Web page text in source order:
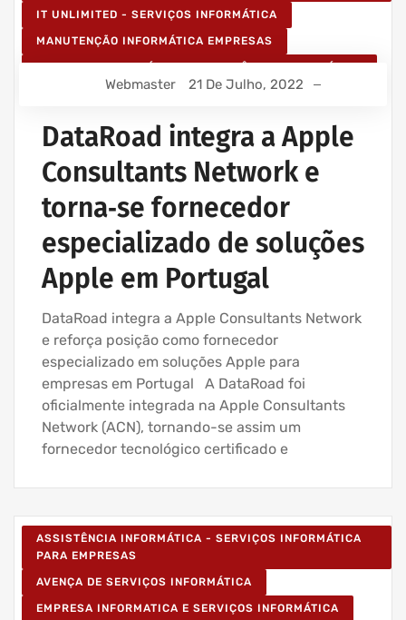
IT UNLIMITED - SERVIÇOS INFORMÁTICA
MANUTENÇÃO INFORMÁTICA EMPRESAS
Webmaster 21 De Julho, 2022
DataRoad integra a Apple
Consultants Network e
torna‑se fornecedor
especializado de soluções
Apple em Portugal
DataRoad integra a Apple Consultants Network
e reforça posição como fornecedor
especializado em soluções Apple para
empresas em Portugal A DataRoad foi
oficialmente integrada na Apple Consultants
Network (ACN), tornando-se assim um
fornecedor tecnológico certificado e
ASSISTÊNCIA INFORMÁTICA - SERVIÇOS INFORMÁTICA
PARA EMPRESAS
AVENÇA DE SERVIÇOS INFORMÁTICA
EMPRESA INFORMATICA E SERVIÇOS INFORMÁTICA